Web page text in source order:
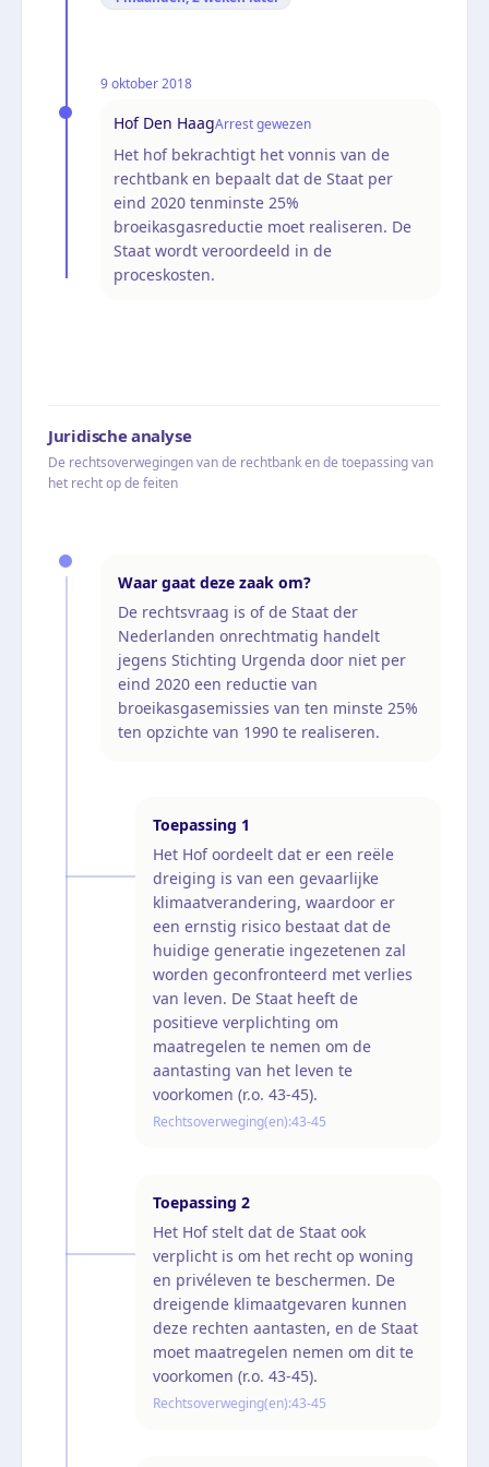
9 oktober 2018
Hof Den HaagArrest gewezen
Het hof bekrachtigt het vonnis van de
rechtbank en bepaalt dat de Staat per
eind 2020 tenminste 25%
broeikasgasreductie moet realiseren. De
Staat wordt veroordeeld in de
proceskosten.
Juridische analyse
De rechtsoverwegingen van de rechtbank en de toepassing van
het recht op de feiten
Waar gaat deze zaak om?
De rechtsvraag is of de Staat der
Nederlanden onrechtmatig handelt
jegens Stichting Urgenda door niet per
eind 2020 een reductie van
broeikasgasemissies van ten minste 25%
ten opzichte van 1990 te realiseren.
Toepassing 1
Het Hof oordeelt dat er een reële
dreiging is van een gevaarlijke
klimaatverandering, waardoor er
een ernstig risico bestaat dat de
huidige generatie ingezetenen zal
worden geconfronteerd met verlies
van leven. De Staat heeft de
positieve verplichting om
maatregelen te nemen om de
aantasting van het leven te
voorkomen (r.o. 43-45).
Rechtsoverweging(en):43-45
Toepassing 2
Het Hof stelt dat de Staat ook
verplicht is om het recht op woning
en privéleven te beschermen. De
dreigende klimaatgevaren kunnen
deze rechten aantasten, en de Staat
moet maatregelen nemen om dit te
voorkomen (r.o. 43-45).
Rechtsoverweging(en):43-45